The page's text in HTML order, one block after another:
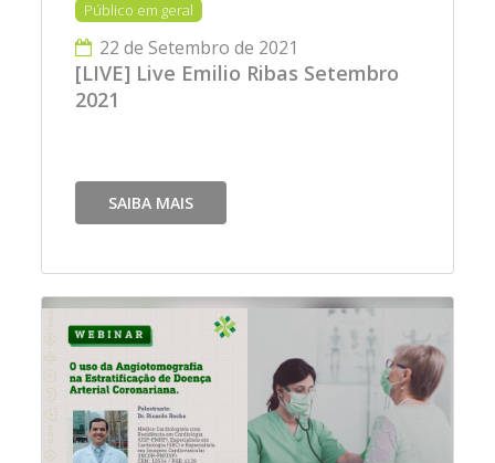
Público em geral
22 de Setembro de 2021
[LIVE] Live Emilio Ribas Setembro
2021
SAIBA MAIS